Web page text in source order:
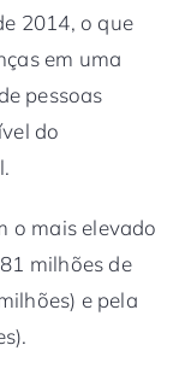
2014, o que
em uma
pessoas
do
o mais elevado
milhões de
e pela